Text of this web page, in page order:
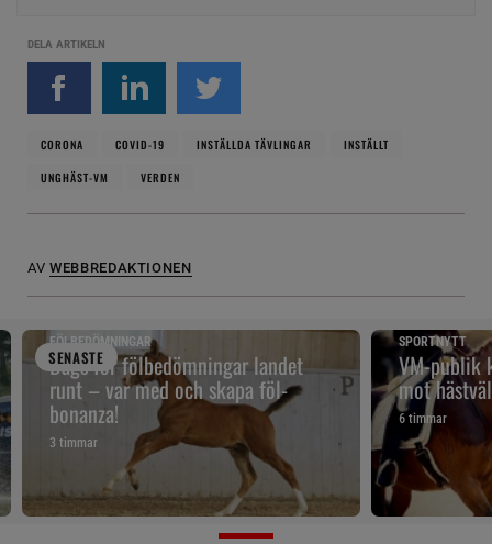
DELA ARTIKELN
CORONA COVID-19 INSTÄLLDA TÄVLINGAR
INSTÄLLT
UNGHÄST-VM
VERDEN
AV WEBBREDAKTIONEN
SENASTE
FÖLBEDÖMNINGAR
Dags för fölbedömningar landet
runt – var med och skapa föl-
bonanza!
3 timmar
SPORTNYTT
VM-publik
mot
6 timmar